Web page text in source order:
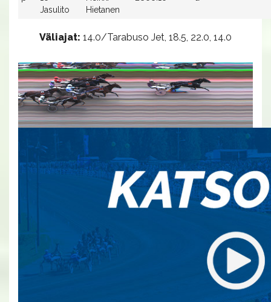
Jasulito
Hietanen
Väliajat: 14.0/Tarabuso Jet, 18.5, 22.0, 14.0